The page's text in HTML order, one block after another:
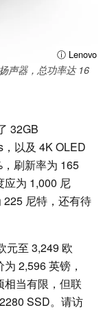
ⓘ Lenovo
声器，总功率达 16
32GB
以及 4K OLED
刷新率为 165
应为 1,000 尼
尼特，还有待
元至 3,249 欧
2,596 英镑，
相当有限，但联
SSD。请访